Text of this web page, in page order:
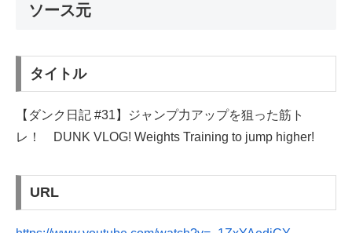
ソース元
タイトル
【ダンク日記 #31】ジャンプ力アップを狙った筋ト
レ！ DUNK VLOG! Weights Training to jump higher!
URL